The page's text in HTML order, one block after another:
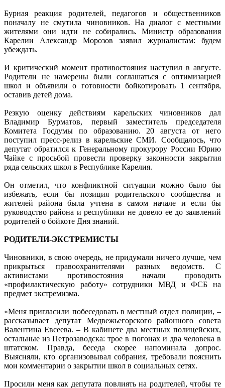
Бурная реакция родителей, педагогов и общественников
поначалу не смутила чиновников. На диалог с местными
жителями они идти не собирались. Министр образования
Карелии Александр Морозов заявил журналистам: будем
убеждать.
И критический момент противостояния наступил в августе.
Родители не намерены были соглашаться с оптимизацией
школ и объявили о готовности бойкотировать 1 сентября,
оставив детей дома.
Резкую оценку действиям карельских чиновников дал
Владимир Бурматов, первый заместитель председателя
Комитета Госдумы по образованию. 20 августа от него
поступил пресс-релиз в карельские СМИ. Сообщалось, что
депутат обратился к Генеральному прокурору России Юрию
Чайке с просьбой провести проверку законности закрытия
ряда сельских школ в Республике Карелия.
Он отметил, что конфликтной ситуации можно было бы
избежать, если бы позиция родительского сообщества и
жителей района была учтена в самом начале и если бы
руководство района и республики не довело ее до заявлений
родителей о бойкоте Дня знаний.
РОДИТЕЛИ-ЭКСТРЕМИСТЫ
Чиновники, в свою очередь, не придумали ничего лучше, чем
прикрыться правоохранителями разных ведомств. С
активистами противостояния начали проводить
«профилактическую работу» сотрудники МВД и ФСБ на
предмет экстремизма.
«Меня пригласили побеседовать в местный отдел полиции, –
рассказывает депутат Медвежьегорского районного совета
Валентина Евсеева. – В кабинете два местных полицейских,
остальные из Петрозаводска: трое в погонах и два человека в
штатском. Правда, беседа скорее напоминала допрос.
Выясняли, кто организовывал собрания, требовали пояснить
мои комментарии о закрытии школ в социальных сетях.
Просили меня как депутата повлиять на родителей, чтобы те